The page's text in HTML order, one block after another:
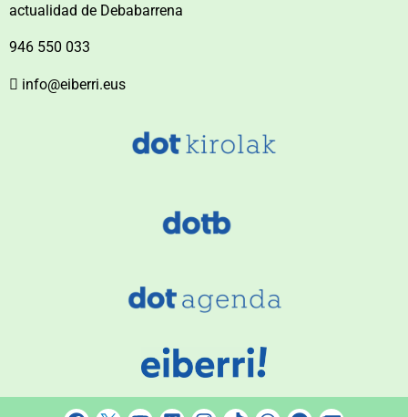
actualidad de Debabarrena
946 550 033
info@eiberri.eus